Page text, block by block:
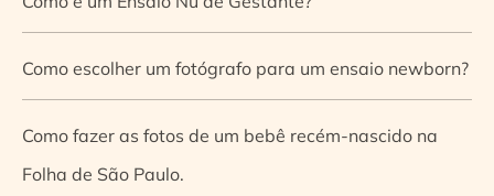
Como escolher um fotógrafo para um ensaio newborn?
Como fazer as fotos de um bebê recém-nascido na
Folha de São Paulo.